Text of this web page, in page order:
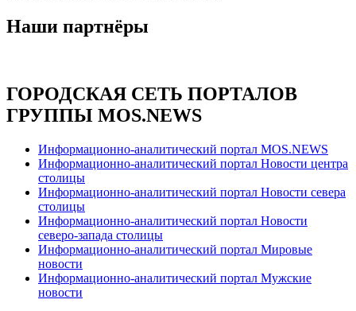
Наши партнёры
ГОРОДСКАЯ СЕТЬ ПОРТАЛОВ
ГРУППЫ MOS.NEWS
Информационно-аналитический портал MOS.NEWS
Информационно-аналитический портал Новости центра
столицы
Информационно-аналитический портал Новости севера
столицы
Информационно-аналитический портал Новости
северо-запада столицы
Информационно-аналитический портал Мировые
новости
Информационно-аналитический портал Мужские
новости